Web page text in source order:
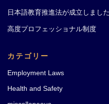
日本語教育推進法が成立しました
高度プロフェッショナル制度
カテゴリー
Employment Laws
Health and Safety